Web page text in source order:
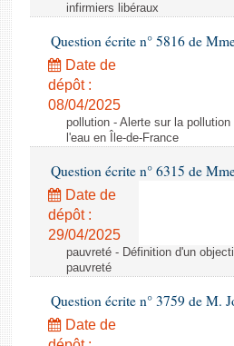
infirmiers libéraux
Question écrite n° 5816 de
Date de
dépôt :
08/04/2025
pollution - Alerte sur la
l'eau en Île-de-France
Question écrite n° 6315 de
Date de
dépôt :
29/04/2025
pauvreté - Définition d'un
pauvreté
Question écrite n° 3759 de M.
Date de